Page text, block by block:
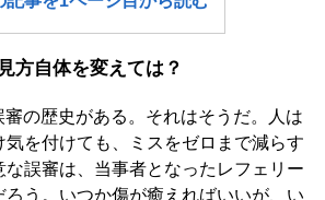
方自体を変えては？
の歴史がある。それはそうだ。人は
気を付けても、ミスをゼロまで減らす
誤審は、当事者となったレフェリー
ろう。いつか傷が癒えればいいが、い